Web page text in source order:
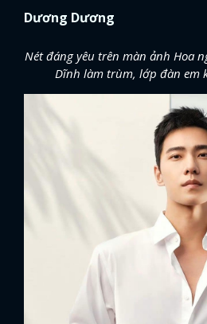
Dương Dương
Nét đáng yêu trên màn ảnh Hoa
Dĩnh làm trùm, lớp đàn em